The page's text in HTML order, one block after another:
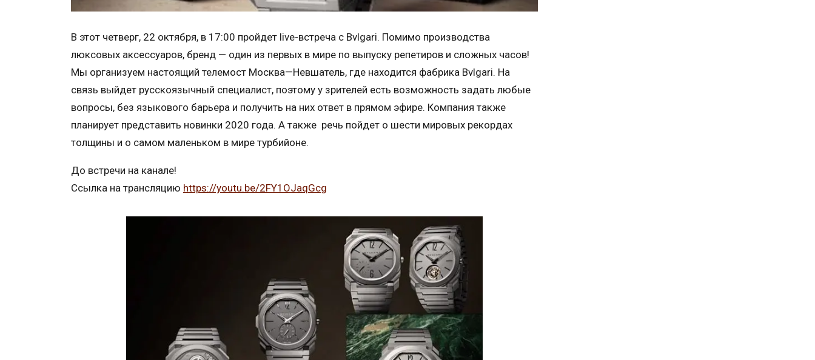
В этот четверг, 22 октября, в 17:00 пройдет live-встреча с Bvlgari. Помимо производства
люксовых аксессуаров, бренд — один из первых в мире по выпуску репетиров и сложных часов!
Мы организуем настоящий телемост Москва—Невшатель, где находится фабрика Bvlgari. На
связь выйдет русскоязычный специалист, поэтому у зрителей есть возможность задать любые
вопросы, без языкового барьера и получить на них ответ в прямом эфире. Компания также
планирует представить новинки 2020 года. А также речь пойдет о шести мировых рекордах
толщины и о самом маленьком в мире турбийоне.
До встречи на канале!
Ссылка на трансляцию https://youtu.be/2FY1OJaqGcg